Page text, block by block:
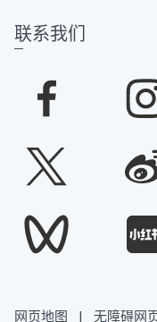
联系我们
网页地图 | 无障碍网